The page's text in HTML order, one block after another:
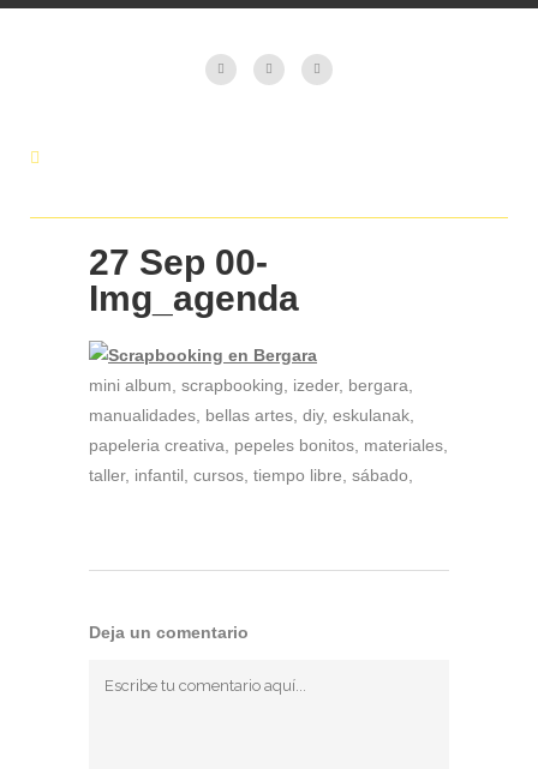
27 Sep 00-
Img_agenda
mini album, scrapbooking, izeder, bergara,
manualidades, bellas artes, diy, eskulanak,
papeleria creativa, pepeles bonitos, materiales,
taller, infantil, cursos, tiempo libre, sábado,
Deja un comentario